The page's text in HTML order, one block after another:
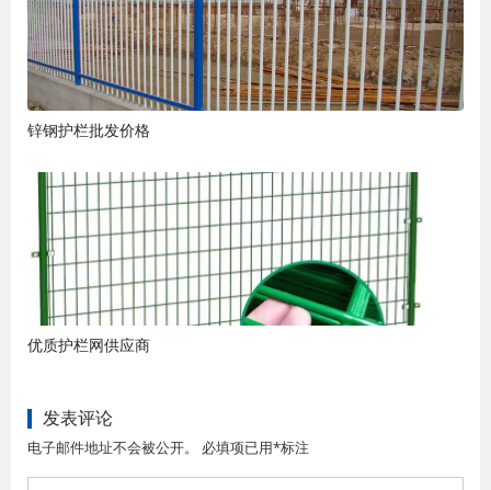
锌钢护栏批发价格
优质护栏网供应商
发表评论
电子邮件地址不会被公开。 必填项已用*标注